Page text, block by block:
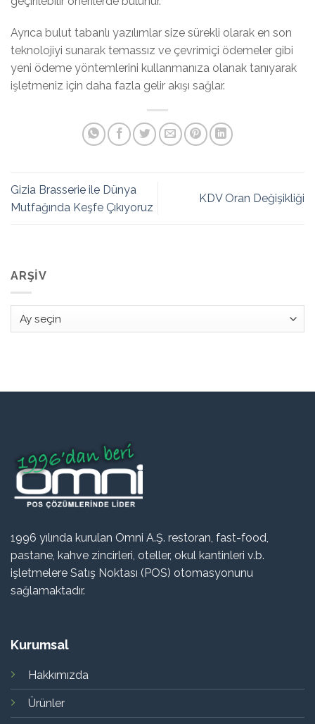
Ayrıca bulut tabanlı yazılımlar size sürekli olarak en son
teknolojiyi sunarak temassız ve çevrimiçi ödemeler gibi
yeni ödeme yöntemlerini kullanmanıza olanak tanıyarak
işletmeniz için daha fazla gelir akışı sağlar.
Gizia Brasserie ile Dünya
Mutfağında Keşfe Çıkıyoruz
KDV Oran Değişikliği
ARŞIV
Arşiv
1996 yılında kurulan Omni A.Ş. restoran, fast-food,
pastane, kahve zincirleri, oteller, okul kantinleri v.b.
işletmelere Satış Noktası (POS) otomasyonunu
sağlamaktadır.
Kurumsal
Hakkımızda
Ürünler